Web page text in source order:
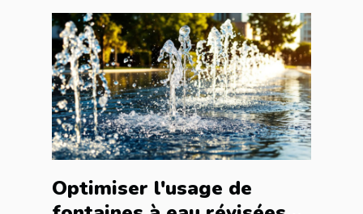
Optimiser l'usage de